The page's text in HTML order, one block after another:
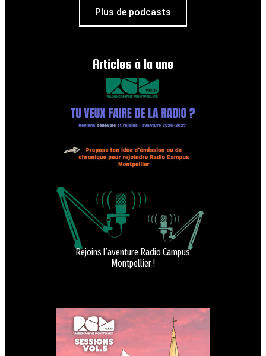
Plus de podcasts
Articles à la une
Rejoins l’aventure Radio Campus
Montpellier !